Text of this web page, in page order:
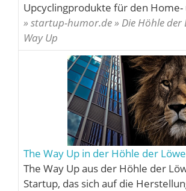
Upcyclingprodukte für den
» startup-humor.de » Die Höhle der
Way Up
The Way Up in der Höhle der
The Way Up aus der Höhle der
Startup, das sich auf die